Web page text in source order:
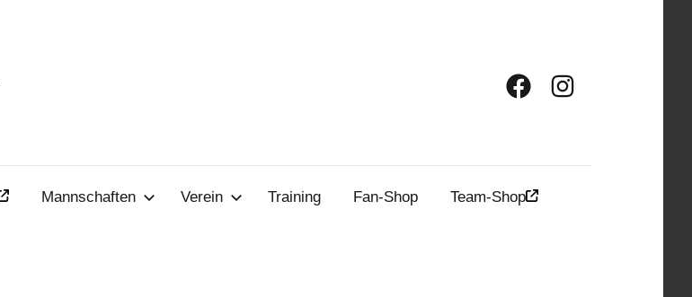
FacebookInstagram
Mannschaften Verein Training Fan-Shop Team-Shop